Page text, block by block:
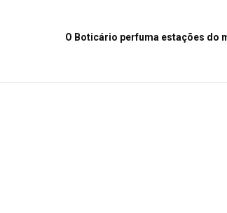
O Boticário perfuma estações do